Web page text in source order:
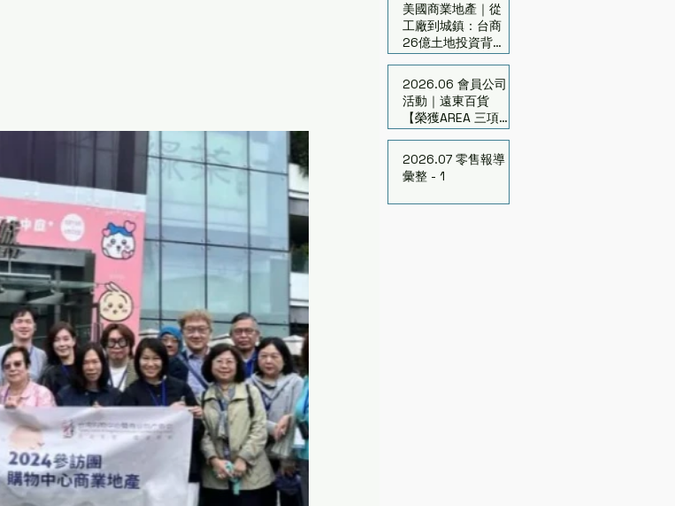
美國商業地產｜從
工廠到城鎮：台商
26億土地投資背後
的亞利桑那新商機
2026.06 會員公司
活動｜遠東百貨
【榮獲AREA 三項大
獎】連續7年獲頒15
座獎
2026.07 零售報導
彙整 - 1